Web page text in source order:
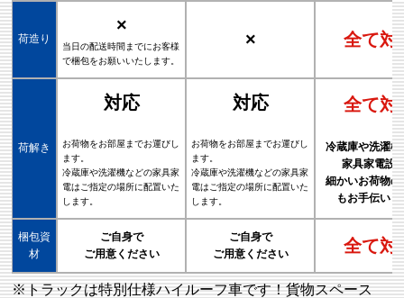
荷造り
×
当日の配送時間までにお客様
で梱包をお願いいたします。
× 全て対
荷解き
対応
お荷物をお部屋までお運びし
ます。
冷蔵庫や洗濯機などの家具家
電はご指定の場所に配置いた
します。
対応
お荷物をお部屋までお運びし
ます。
冷蔵庫や洗濯機などの家具家
電はご指定の場所に配置いた
します。
全て対
冷蔵庫や洗濯機
家具家電設
細かいお荷物の
もお手伝いし
梱包資
材
ご自身で
ご用意ください
ご自身で
ご用意ください
全て対
※トラックは特別仕様ハイルーフ車です！貨物スペース